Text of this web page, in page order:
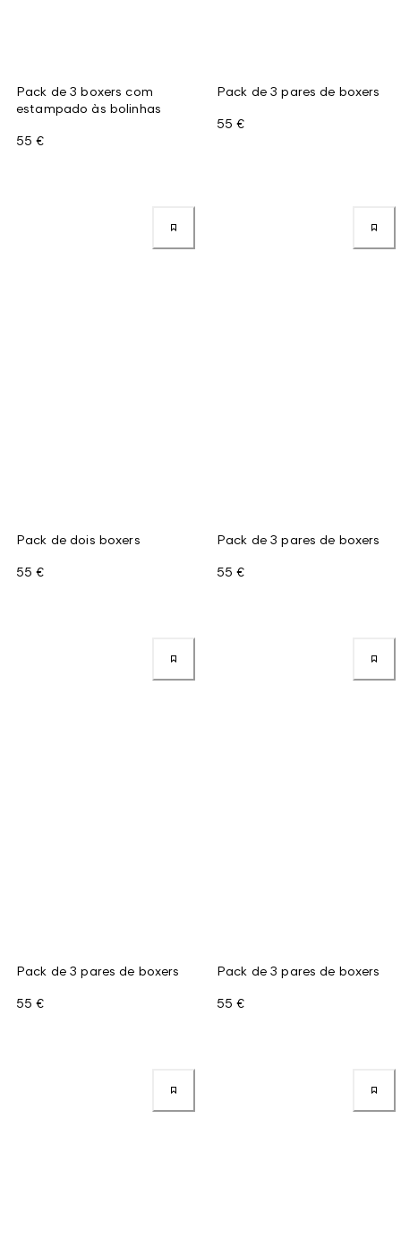
Pack de 3 boxers com
estampado às bolinhas
55 €
Pack de 3 pares de boxers
55 €
Pack de dois boxers
55 €
Pack de 3 pares de boxers
55 €
Pack de 3 pares de boxers
55 €
Pack de 3 pares de boxers
55 €